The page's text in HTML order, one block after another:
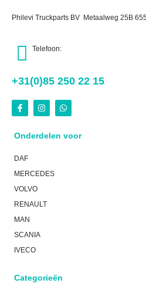
Philevi Truckparts BV Metaalweg 25B
Telefoon:
+31(0)85 250 22 15
Onderdelen voor
DAF
MERCEDES
VOLVO
RENAULT
MAN
SCANIA
IVECO
Categorieën